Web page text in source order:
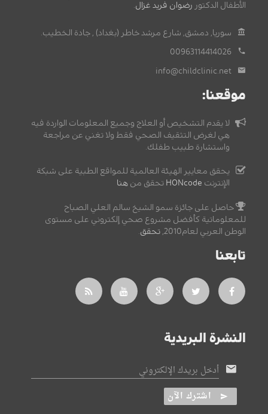
الأطفال الدكتور رضوان فريد غزال
سوريا, دمشق, شارع مرشد خاطر (بغداد) , جادة الخطيب.
00963114414026
info@childclinic.net
موقعنا:
لا يقدم التشخيص أو العلاج وجميع المعلومات الواردة فيه
هي لغرض التثقيف الصحي فقط ولا تغني عن مراجعة
واستشارة طبيب طفلك.
يحقق معايير الهيئة العالمية للمواقع الطبية على شبكة
الإنترنت HONcode تحقق من هنا
حاصل على جائزة سمو الشيخ سالم العلي الصباح
للمعلوماتية كأفضل مشروع صحي إلكتروني على مستوى
الوطن العربي لعام2010,
تحقق
تابعنا
النشرة البريدية
أدخل بريدك الإلكتروني
اشترك الآن